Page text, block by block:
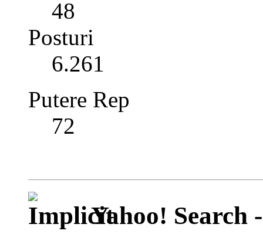
48
Posturi
6.261
Putere Rep
72
Yahoo! Search